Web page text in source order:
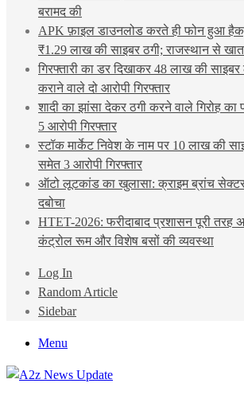
बरामद की
APK फ़ाइल डाउनलोड करते ही फोन हुआ
₹1.29 लाख की साइबर ठगी; राजस्थान से
गिरफ्तारी का डर दिखाकर 48 लाख की
कराने वाले दो आरोपी गिरफ्तार
शादी का झांसा देकर ठगी करने वाले गिरोह का
5 आरोपी गिरफ्तार
स्टॉक मार्केट निवेश के नाम पर 10 लाख की
समेत 3 आरोपी गिरफ्तार
ऑटो लूटकांड का खुलासा: क्राइम ब्रांच
दबोचा
HTET-2026: फरीदाबाद प्रशासन पूरी तरह
कंट्रोल रूम और विशेष बसों की व्यवस्था
Log In
Random Article
Sidebar
Menu